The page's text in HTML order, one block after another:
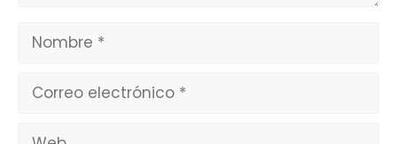
Nombre
Correo
electrónico
Web